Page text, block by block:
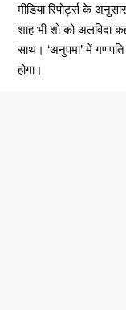
मीडिया रिपोर्ट्स के
शाह भी शो को अलविदा
साथ। ‘अनुपमा’ में
होगा।